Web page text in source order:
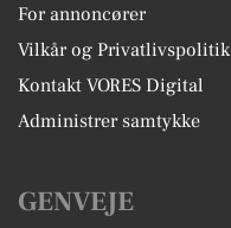
For annoncører
Vilkår og Privatlivspolitik
Kontakt VORES Digital
Administrer samtykke
GENVEJE